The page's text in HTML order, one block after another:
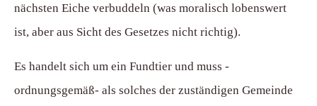
nächsten Eiche verbuddeln (was moralisch lobenswert
ist, aber aus Sicht des Gesetzes nicht richtig).
Es handelt sich um ein Fundtier und muss -
ordnungsgemäß- als solches der zuständigen Gemeinde